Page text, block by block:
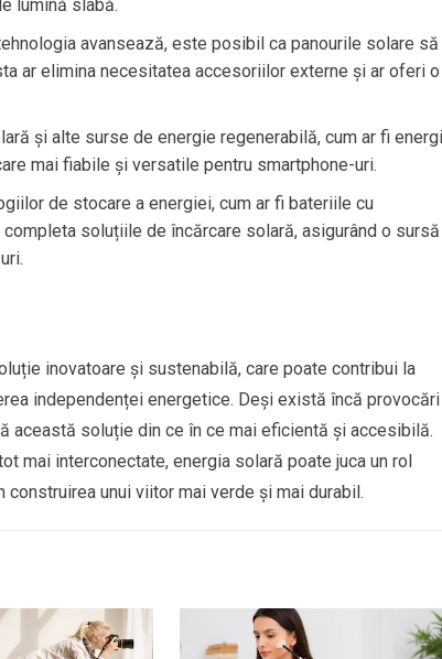
lumină slabă.
avansează, este posibil ca panourile solare să
ar elimina necesitatea accesoriilor externe și ar oferi o
și alte surse de energie regenerabilă, cum ar fi
mai fiabile și versatile pentru smartphone-uri.
de stocare a energiei, cum ar fi bateriile cu
soluțiile de încărcare solară, asigurând o sursă
inovatoare și sustenabilă, care poate contribui la
independenței energetice. Deși există încă provocări
această soluție din ce în ce mai eficientă și accesibilă.
mai interconectate, energia solară poate juca un rol
unui viitor mai verde și mai durabil.